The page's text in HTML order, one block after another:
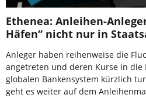
Ethenea: Anleihen-
Häfen“ nicht nur in
Anleger haben reihenweise die
angetreten und deren Kurse in die
globalen Bankensystem kürzlich
geht es weiter auf dem